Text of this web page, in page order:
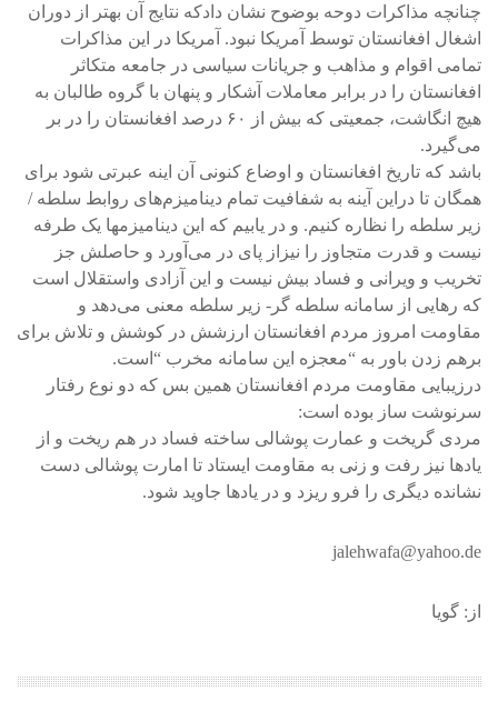
چنانچه مذاکرات دوحه بوضوح نشان دادکه نتایج آن بهتر از دوران
اشغال افغانستان توسط آمریکا نبود. آمریکا در این مذاکرات
تمامی اقوام و مذاهب و جریانات سیاسی در جامعه متکاثر
افغانستان را در برابر معاملات آشکار و پنهان با گروه طالبان به
هیچ انگاشت، جمعیتی که بیش از ۶۰ درصد افغانستان را در بر
می‌گیرد.
باشد که تاریخ افغانستان و اوضاع کنونی آن اینه عبرتی شود برای
همگان تا دراین آینه به شفافیت تمام دینامیزم‌های روابط سلطه /
زیر سلطه را نظاره کنیم. و در یابیم که این دینامیزمها یک طرفه
نیست و قدرت متجاوز را نیزاز پای در می‌آورد و حاصلش جز
تخریب و ویرانی و فساد بیش نیست و این آزادی واستقلال است
که رهایی از سامانه سلطه گر- زیر سلطه معنی می‌دهد و
مقاومت امروز مردم افغانستان ارزشش در کوشش و تلاش برای
برهم زدن باور به “معجزه این سامانه مخرب “است.
درزیبایی مقاومت مردم افغانستان همین بس که دو نوع رفتار
سرنوشت ساز بوده است:
مردی گریخت و عمارت پوشالی ساخته فساد در هم ریخت و از
یاد‌ها نیز رفت و زنی به مقاومت ایستاد تا امارت پوشالی دست
نشانده دیگری را فرو ریزد و در یادها جاوید شود.
jalehwafa@yahoo.de
از: گویا